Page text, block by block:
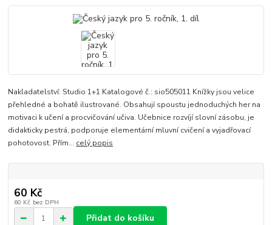
Nakladatelství: Studio 1+1 Katalogové č.: sio505011 Knížky jsou velice
přehledné a bohatě ilustrované. Obsahují spoustu jednoduchých her na
motivaci k učení a procvičování učiva. Učebnice rozvíjí slovní zásobu, je
didakticky pestrá, podporuje elementární mluvní cvičení a vyjadřovací
pohotovost. Přím... celý popis
60 Kč
60 Kč bez DPH
Přidat do košíku